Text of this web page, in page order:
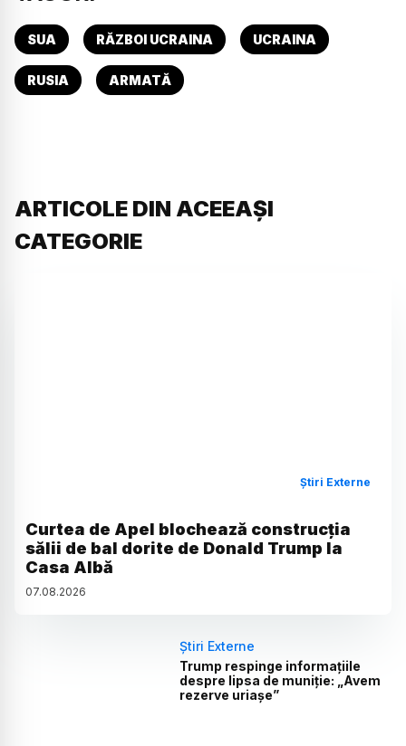
SUA RĂZBOI UCRAINA UCRAINA
RUSIA ARMATĂ
ARTICOLE DIN ACEEAȘI
CATEGORIE
Știri Externe
Curtea de Apel blochează construcția
sălii de bal dorite de Donald Trump la
Casa Albă
07.08.2026
Știri Externe
Trump respinge informațiile
despre lipsa de muniție: „Avem
rezerve uriașe”